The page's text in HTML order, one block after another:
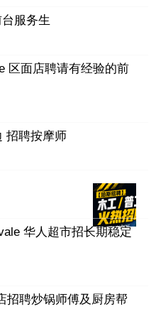
服务生
区面店聘请有经验的前
招聘按摩师
华人超市招长期稳定
招聘炒锅师傅及厨房帮